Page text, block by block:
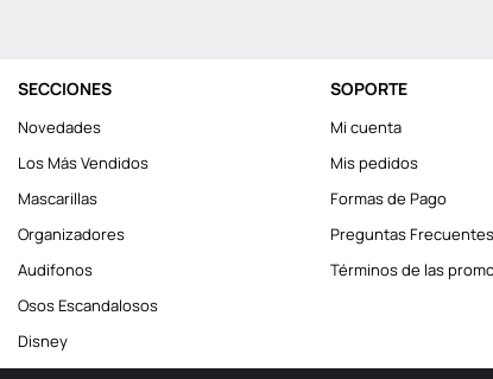
SECCIONES
Novedades
Los Más Vendidos
Mascarillas
Organizadores
Audifonos
Osos Escandalosos
Disney
SOPORTE
Mi cuenta
Mis pedidos
Formas de Pago
Preguntas Frecuentes
Términos de las